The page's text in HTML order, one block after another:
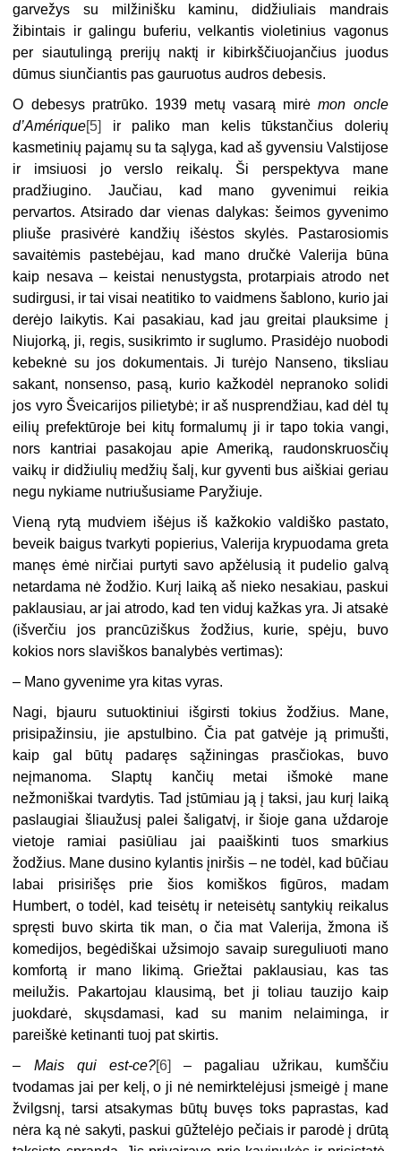
garvežys su milžinišku kaminu, didžiuliais mandrais
žibintais ir galingu buferiu, velkantis violetinius vagonus
per siautulingą prerijų naktį ir kibirkščiuojančius juodus
dūmus siunčiantis pas gauruotus audros debesis.
O debesys pratrūko. 1939 metų vasarą mirėmon oncle
d’Amérique[5]
ir paliko man kelis tūkstančius dolerių
kasmetinių pajamų su ta sąlyga, kad aš gyvensiu Valstijose
ir imsiuosi jo verslo reikalų. Ši perspektyva mane
pradžiugino. Jaučiau, kad mano gyvenimui reikia
pervartos. Atsirado dar vienas dalykas: šeimos gyvenimo
pliuše prasivėrė kandžių išėstos skylės. Pastarosiomis
savaitėmis pastebėjau, kad mano dručkė Valerija būna
kaip nesava – keistai nenustygsta, protarpiais atrodo net
sudirgusi, ir tai visai neatitiko to vaidmens šablono, kurio jai
derėjo laikytis. Kai pasakiau, kad jau greitai plauksime į
Niujorką, ji, regis, susikrimto ir suglumo. Prasidėjo nuobodi
kebeknė su jos dokumentais. Ji turėjo Nanseno, tiksliau
sakant, nonsenso, pasą, kurio kažkodėl nepranoko solidi
jos vyro Šveicarijos pilietybė; ir aš nusprendžiau, kad dėl tų
eilių prefektūroje bei kitų formalumų ji ir tapo tokia vangi,
nors kantriai pasakojau apie Ameriką, raudonskruosčių
vaikų ir didžiulių medžių šalį, kur gyventi bus aiškiai geriau
negu nykiame nutriušusiame Paryžiuje.
Vieną rytą mudviem išėjus iš kažkokio valdiško pastato,
beveik baigus tvarkyti popierius, Valerija krypuodama greta
manęs ėmė nirčiai purtyti savo apžėlusią it pudelio galvą
netardama nė žodžio. Kurį laiką aš nieko nesakiau, paskui
paklausiau, ar jai atrodo, kad ten viduj kažkas yra. Ji atsakė
(išverčiu jos prancūziškus žodžius, kurie, spėju, buvo
kokios nors slaviškos banalybės vertimas):
– Mano gyvenime yra kitas vyras.
Nagi, bjauru sutuoktiniui išgirsti tokius žodžius. Mane,
prisipažinsiu, jie apstulbino. Čia pat gatvėje ją primušti,
kaip gal būtų padaręs sąžiningas prasčiokas, buvo
neįmanoma. Slaptų kančių metai išmokė mane
nežmoniškai tvardytis. Tad įstūmiau ją į taksi, jau kurį laiką
paslaugiai šliaužusį palei šaligatvį, ir šioje gana uždaroje
vietoje ramiai pasiūliau jai paaiškinti tuos smarkius
žodžius. Mane dusino kylantis įniršis – ne todėl, kad būčiau
labai prisirišęs prie šios komiškos figūros, madam
Humbert, o todėl, kad teisėtų ir neteisėtų santykių reikalus
spręsti buvo skirta tik man, o čia mat Valerija, žmona iš
komedijos, begėdiškai užsimojo savaip sureguliuoti mano
komfortą ir mano likimą. Griežtai paklausiau, kas tas
meilužis. Pakartojau klausimą, bet ji toliau tauzijo kaip
juokdarė, skųsdamasi, kad su manim nelaiminga, ir
pareiškė ketinanti tuoj pat skirtis.
– Mais qui est-ce?[6]
– pagaliau užrikau, kumščiu
tvodamas jai per kelį, o ji nė nemirktelėjusi įsmeigė į mane
žvilgsnį, tarsi atsakymas būtų buvęs toks paprastas, kad
nėra ką nė sakyti, paskui gūžtelėjo pečiais ir parodė į drūtą